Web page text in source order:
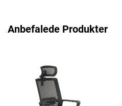
Anbefalede Produkter